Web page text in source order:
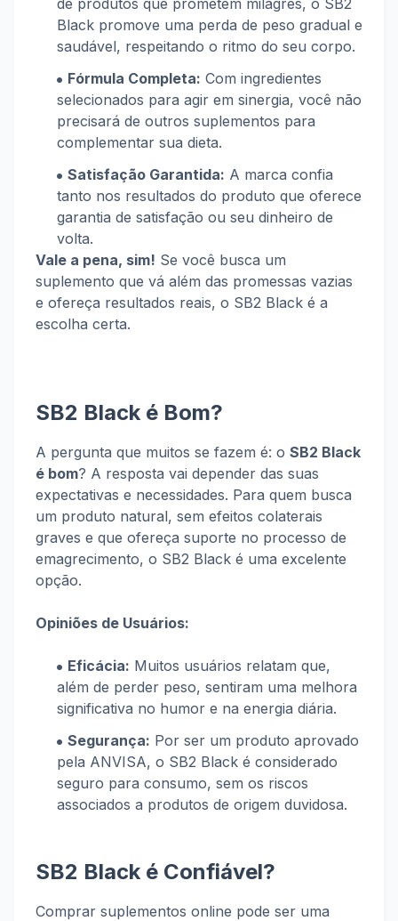
de produtos que prometem milagres, o SB2
Black promove uma perda de peso gradual e
saudável, respeitando o ritmo do seu corpo.
Fórmula Completa: Com ingredientes
selecionados para agir em sinergia, você não
precisará de outros suplementos para
complementar sua dieta.
Satisfação Garantida: A marca confia
tanto nos resultados do produto que oferece
garantia de satisfação ou seu dinheiro de
volta.
Vale a pena, sim! Se você busca um
suplemento que vá além das promessas vazias
e ofereça resultados reais, o SB2 Black é a
escolha certa.
SB2 Black é Bom?
A pergunta que muitos se fazem é: o SB2 Black
é bom? A resposta vai depender das suas
expectativas e necessidades. Para quem busca
um produto natural, sem efeitos colaterais
graves e que ofereça suporte no processo de
emagrecimento, o SB2 Black é uma excelente
opção.
Opiniões de Usuários:
Eficácia: Muitos usuários relatam que,
além de perder peso, sentiram uma melhora
significativa no humor e na energia diária.
Segurança: Por ser um produto aprovado
pela ANVISA, o SB2 Black é considerado
seguro para consumo, sem os riscos
associados a produtos de origem duvidosa.
SB2 Black é Confiável?
Comprar suplementos online pode ser uma